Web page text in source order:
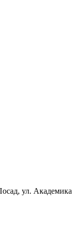
ул. Академика